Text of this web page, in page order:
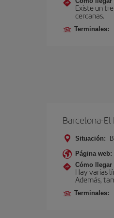
Existe un
cercanas.
Terminales:
Barcelona-El
Situación:
Página web:
Cómo llegar
Hay varias
Además,
Terminales: